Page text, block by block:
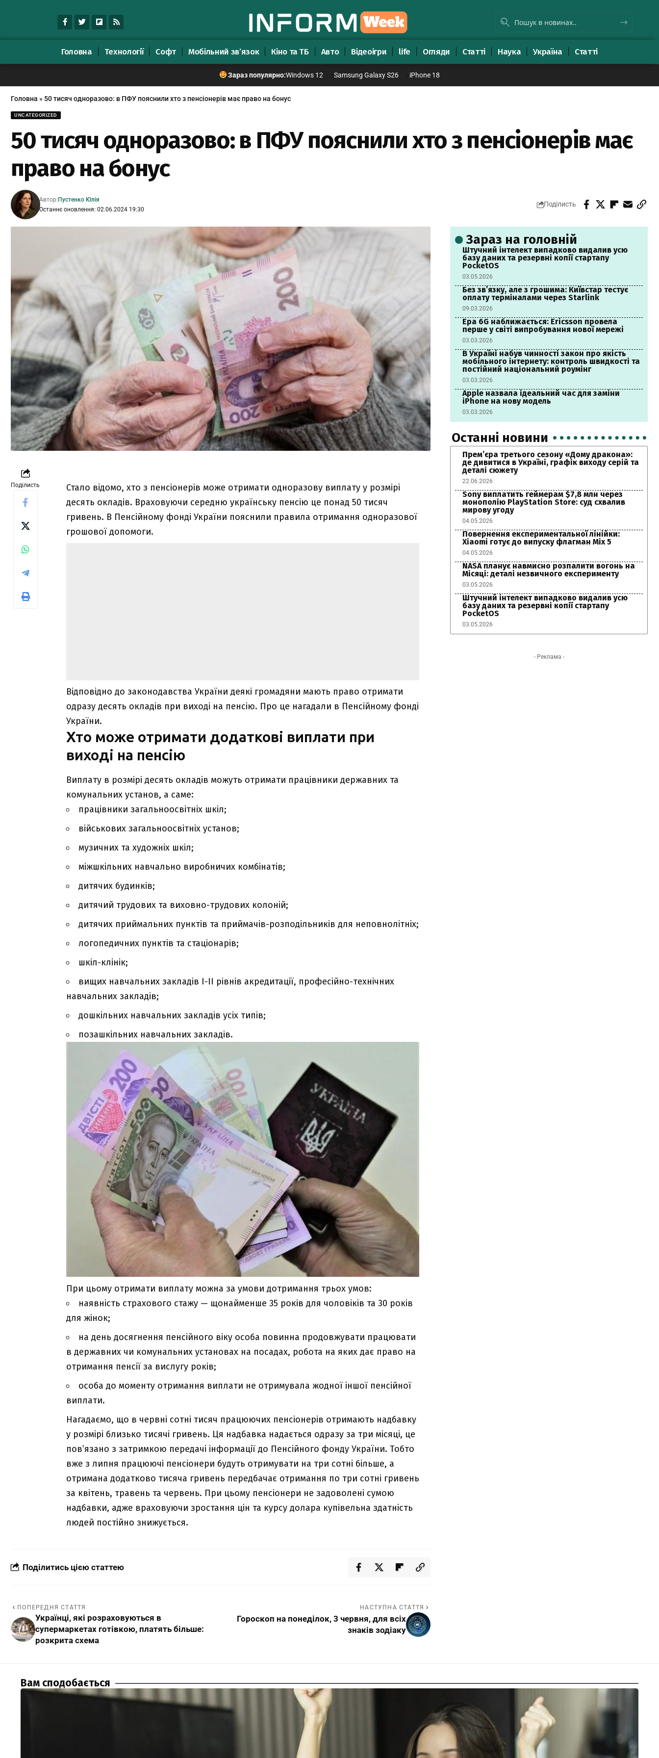
Головна Технології Софт Мобільний зв’язок Кіно та ТБ Авто Відеоігри life Огляди Статті Наука Україна Статті
Зараз популярно:Windows 12 Samsung Galaxy S26 iPhone 18
Головна » 50 тисяч одноразово: в ПФУ пояснили хто з пенсіонерів має право на бонус
UNCATEGORIZED
50 тисяч одноразово: в ПФУ пояснили хто з пенсіонерів має
право на бонус
Останнє оновлення: 02.06.2024 19:30
Автор:Пустенко Юлія
Поділисть
Поділисть
Стало відомо, хто з пенсіонерів може отримати одноразову виплату у розмірі
десять окладів. Враховуючи середню українську пенсію це понад 50 тисяч
гривень. В Пенсійному фонді України пояснили правила отримання одноразової
грошової допомоги.
Відповідно до законодавства України деякі громадяни мають право отримати
одразу десять окладів при виході на пенсію. Про це нагадали в Пенсійному фонді
України.
Хто може отримати додаткові виплати при
виході на пенсію
Виплату в розмірі десять окладів можуть отримати працівники державних та
комунальних установ, а саме:
працівники загальноосвітніх шкіл;
військових загальноосвітніх установ;
музичних та художніх шкіл;
міжшкільних навчально виробничих комбінатів;
дитячих будинків;
дитячий трудових та виховно-трудових колоній;
дитячих приймальних пунктів та приймачів-розподільників для неповнолітніх;
логопедичних пунктів та стаціонарів;
шкіл-клінік;
вищих навчальних закладів І-ІІ рівнів акредитації, професійно-технічних
навчальних закладів;
дошкільних навчальних закладів усіх типів;
позашкільних навчальних закладів.
При цьому отримати виплату можна за умови дотримання трьох умов:
наявність страхового стажу — щонайменше 35 років для чоловіків та 30 років
для жінок;
на день досягнення пенсійного віку особа повинна продовжувати працювати
в державних чи комунальних установах на посадах, робота на яких дає право на
отримання пенсії за вислугу років;
особа до моменту отримання виплати не отримувала жодної іншої пенсійної
виплати.
Нагадаємо, що в червні сотні тисяч працюючих пенсіонерів отримають надбавку
у розмірі близько тисячі гривень. Ця надбавка надається одразу за три місяці, це
пов’язано з затримкою передачі інформації до Пенсійного фонду України. Тобто
вже з липня працюючі пенсіонери будуть отримувати на три сотні більше, а
отримана додатково тисяча гривень передбачає отримання по три сотні гривень
за квітень, травень та червень. При цьому пенсіонери не задоволені сумою
надбавки, адже враховуючи зростання цін та курсу долара купівельна здатність
людей постійно знижується.
Поділитись цією статтею
ПОПЕРЕДНЯ СТАТТЯ
Українці, які розраховуються в
супермаркетах готівкою, платять більше:
розкрита схема
НАСТУПНА СТАТТЯ
Гороскоп на понеділок, 3 червня, для всіх
знаків зодіаку
Зараз на головній
Штучний інтелект випадково видалив усю
базу даних та резервні копії стартапу
PocketOS
03.05.2026
Без зв’язку, але з грошима: Київстар тестує
оплату терміналами через Starlink
09.03.2026
Ера 6G наближається: Ericsson провела
перше у світі випробування нової мережі
03.03.2026
В Україні набув чинності закон про якість
мобільного інтернету: контроль швидкості та
постійний національний роумінг
03.03.2026
Apple назвала ідеальний час для заміни
iPhone на нову модель
03.03.2026
Останні новини
Прем’єра третього сезону «Дому дракона»:
де дивитися в Україні, графік виходу серій та
деталі сюжету
22.06.2026
Sony виплатить геймерам $7,8 млн через
монополію PlayStation Store: суд схвалив
мирову угоду
04.05.2026
Повернення експериментальної лінійки:
Xiaomi готує до випуску флагман Mix 5
04.05.2026
NASA планує навмисно розпалити вогонь на
Місяці: деталі незвичного експерименту
03.05.2026
Штучний інтелект випадково видалив усю
базу даних та резервні копії стартапу
PocketOS
03.05.2026
- Реклама -
Вам сподобається